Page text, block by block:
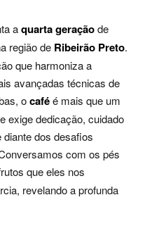
aquarta geraçãode
região de Ribeirão Preto.
que harmoniza a
avançadas técnicas de
ocaféé mais que um
exige dedicação, cuidado
dos desafios
com os pés
que eles nos
revelando a profunda